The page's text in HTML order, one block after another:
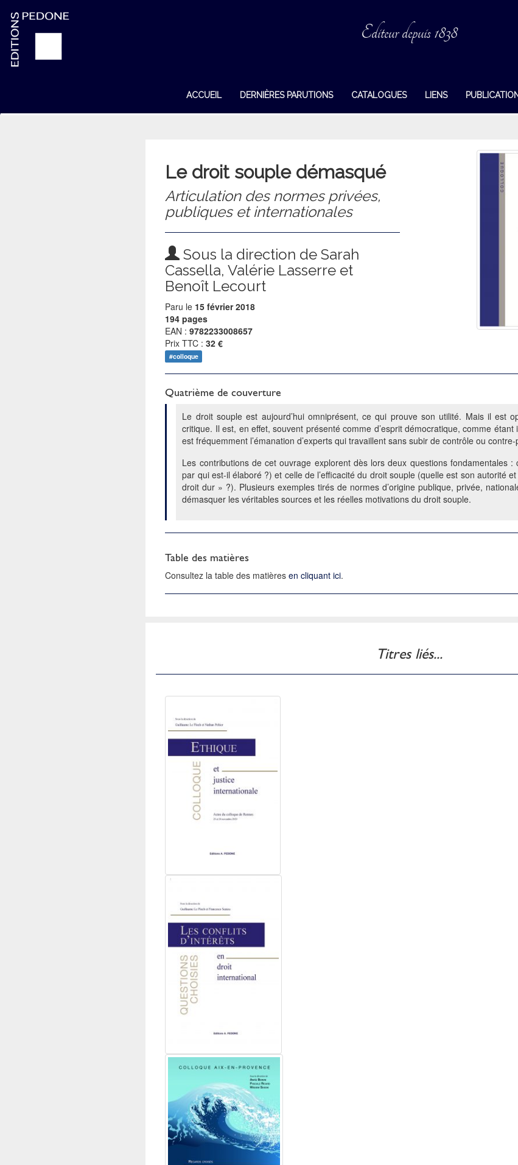
Editeur depuis 1838
ACCUEIL DERNIÈRES PARUTIONS CATALOGUES LIENS
Le droit souple démasqué
Articulation des normes privées,
publiques et internationales
Sous la direction de Sarah
Cassella, Valérie Lasserre et
Benoît Lecourt
Paru le 15 février 2018
194 pages
EAN :9782233008657
Prix TTC :32 €
#colloque
Quatrième de couverture
Le droit souple est aujourd’hui omniprésent, ce qui prouve son utilité. Mais il est
critique. Il est, en effet, souvent présenté comme d’esprit démocratique, comme étant
est fréquemment l’émanation d’experts qui travaillent sans subir de contrôle ou contre-
Les contributions de cet ouvrage explorent dès lors deux questions fondamentales
par qui est-il élaboré ?) et celle de l’efficacité du droit souple (quelle est son autorité
droit dur » ?). Plusieurs exemples tirés de normes d’origine publique, privée,
démasquer les véritables sources et les réelles motivations du droit souple.
Table des matières
Consultez la table des matièresen cliquant ici.
Titres liés...